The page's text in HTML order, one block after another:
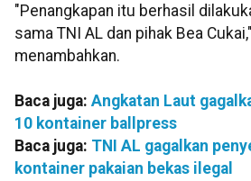
"Penangkapan itu berhasil
sama TNI AL dan pihak Bea
menambahkan.
Baca juga: Angkatan Laut
10 kontainer ballpress
Baca juga: TNI AL gagalkan
kontainer pakaian bekas ilegal